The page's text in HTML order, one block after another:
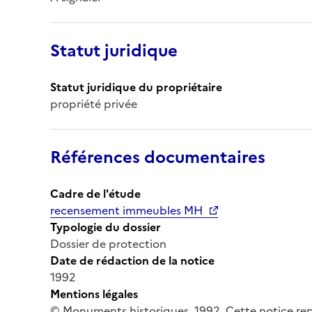
Statut juridique
Statut juridique du propriétaire
propriété privée
Références documentaires
Cadre de l'étude
recensement immeubles MH
Typologie du dossier
Dossier de protection
Date de rédaction de la notice
1992
Mentions légales